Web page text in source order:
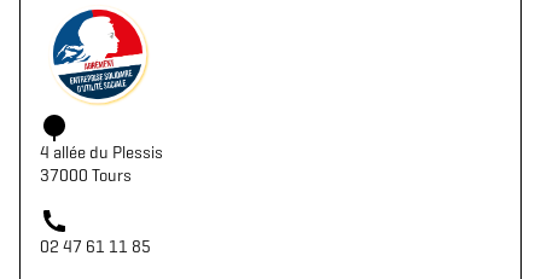
4 allée du Plessis
37000 Tours
02 47 61 11 85